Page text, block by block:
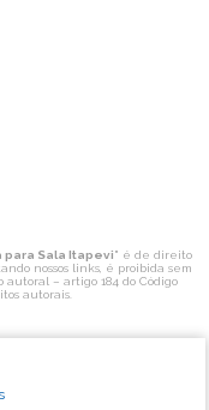
para Sala Itapevi" é de direito
nossos links, é proibida sem
– artigo 184 do Código
autorais